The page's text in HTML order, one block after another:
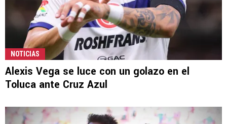
NOTICIAS
Alexis Vega se luce con un golazo en el
Toluca ante Cruz Azul